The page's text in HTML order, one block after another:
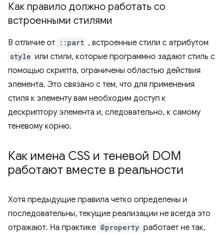
Как правило должно работать со
встроенными стилями
В отличие от ::part , встроенные стили с атрибутом
style или стили, которые программно задают стиль с
помощью скрипта, ограничены областью действия
элемента. Это связано с тем, что для применения
стиля к элементу вам необходим доступ к
дескриптору элемента и, следовательно, к самому
теневому корню.
Как имена CSS и теневой DOM
работают вместе в реальности
Хотя предыдущие правила четко определены и
последовательны, текущие реализации не всегда это
отражают. На практике @property работает не так,